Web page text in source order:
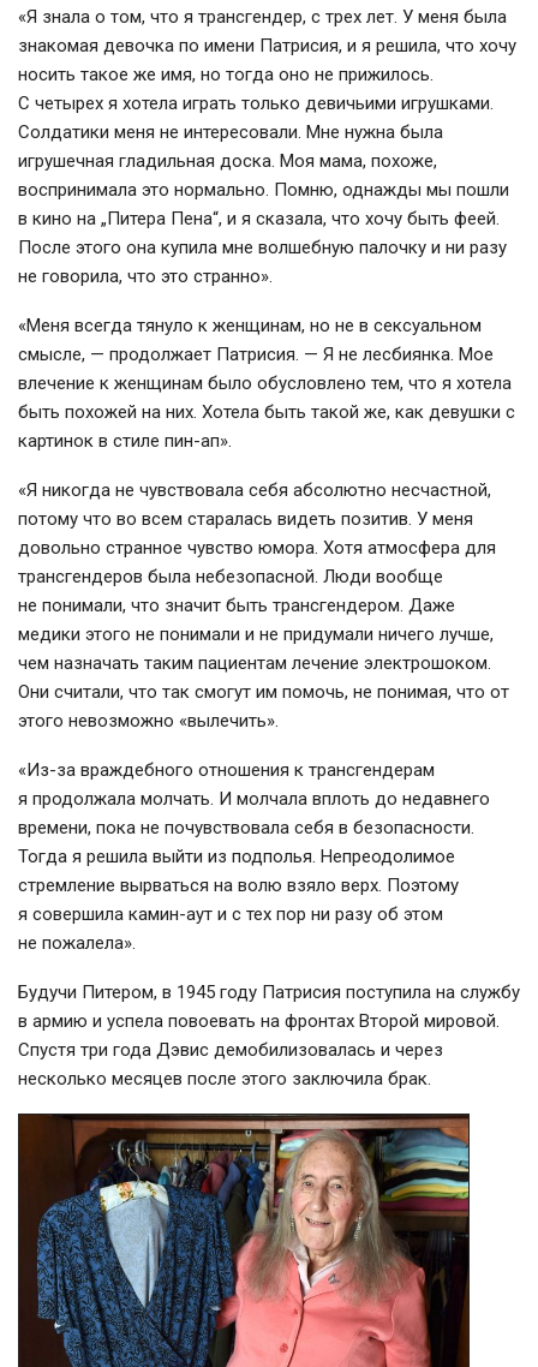
«Я знала о том, что я трансгендер, с трех лет. У меня была
знакомая девочка по имени Патрисия, и я решила, что хочу
носить такое же имя, но тогда оно не прижилось.
С четырех я хотела играть только девичьими игрушками.
Солдатики меня не интересовали. Мне нужна была
игрушечная гладильная доска. Моя мама, похоже,
воспринимала это нормально. Помню, однажды мы пошли
в кино на „Питера Пена“, и я сказала, что хочу быть феей.
После этого она купила мне волшебную палочку и ни разу
не говорила, что это странно».
«Меня всегда тянуло к женщинам, но не в сексуальном
смысле, — продолжает Патрисия. — Я не лесбиянка. Мое
влечение к женщинам было обусловлено тем, что я хотела
быть похожей на них. Хотела быть такой же, как девушки с
картинок в стиле пин-ап».
«Я никогда не чувствовала себя абсолютно несчастной,
потому что во всем старалась видеть позитив. У меня
довольно странное чувство юмора. Хотя атмосфера для
трансгендеров была небезопасной. Люди вообще
не понимали, что значит быть трансгендером. Даже
медики этого не понимали и не придумали ничего лучше,
чем назначать таким пациентам лечение электрошоком.
Они считали, что так смогут им помочь, не понимая, что от
этого невозможно «вылечить».
«Из-за враждебного отношения к трансгендерам
я продолжала молчать. И молчала вплоть до недавнего
времени, пока не почувствовала себя в безопасности.
Тогда я решила выйти из подполья. Непреодолимое
стремление вырваться на волю взяло верх. Поэтому
я совершила камин-аут и с тех пор ни разу об этом
не пожалела».
Будучи Питером, в 1945 году Патрисия поступила на службу
в армию и успела повоевать на фронтах Второй мировой.
Спустя три года Дэвис демобилизовалась и через
несколько месяцев после этого заключила брак.